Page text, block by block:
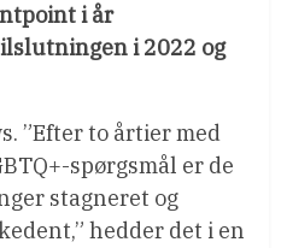
i år
i 2022 og
”Efter to årtier med
spørgsmål er de
stagneret og
hedder det i en